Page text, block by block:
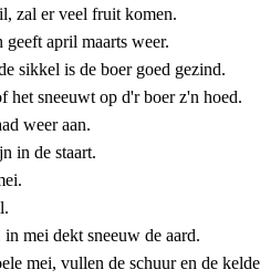
zal er veel fruit komen.
april maarts weer.
sikkel is de boer goed gezind.
het sneeuwt op d'r boer z'n hoed.
weer aan.
in de staart.
mei dekt sneeuw de aard.
mei, vullen de schuur en de